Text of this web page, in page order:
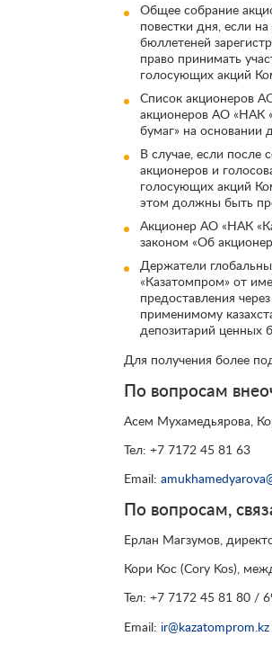
Общее собрание
повестки дня, если
бюллетеней
право принимать
голосующих акций
Список акционеров
акционеров АО «НАК
бумаг» на основании
В случае, если после
акционеров и
голосующих акций
этом должны быть
Акционер АО «НАК
законом «Об
Держатели
«Казатомпром» от
предоставления
применимому
депозитарий ценных
Для получения более
По вопросам
Асем Мухамедьярова,
Тел: +7 7172 45 81 63
Email:
По вопросам,
Ерлан Магзумов,
Кори Кос (Cory Kos),
Тел: +7 7172 45 81 80 /
Email: ir@kazatomprom.kz